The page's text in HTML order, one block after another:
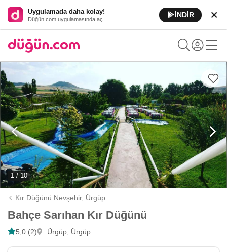
Uygulamada daha kolay!
Düğün.com uygulamasında aç
İNDİR
1 / 10
Kır Düğünü Nevşehir, Ürgüp
Bahçe Sarıhan Kır Düğünü
5,0 (2) Ürgüp, Ürgüp